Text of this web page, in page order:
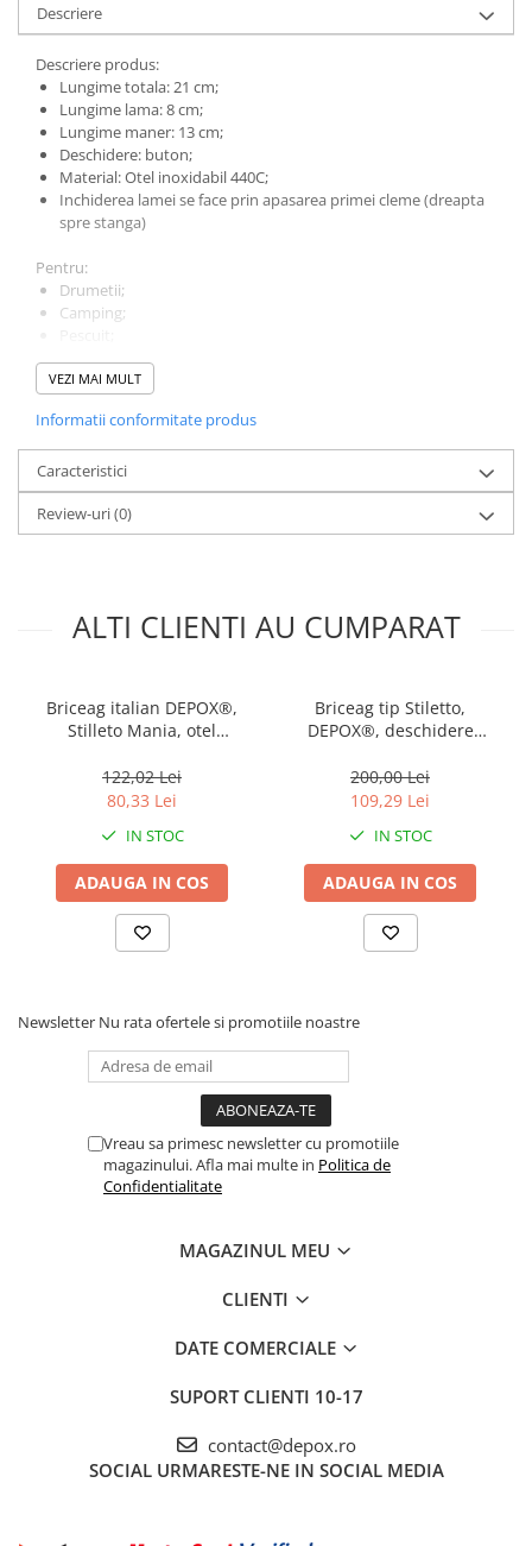
Descriere
Descriere produs:
Lungime totala: 21 cm;
Lungime lama: 8 cm;
Lungime maner: 13 cm;
Deschidere: buton;
Material: Otel inoxidabil 440C;
Inchiderea lamei se face prin apasarea primei cleme (dreapta
spre stanga)
Pentru:
Drumetii;
Camping;
VEZI MAI MULT
Informatii conformitate produs
Caracteristici
Review-uri(0)
ALTI CLIENTI AU CUMPARAT
Briceag italian DEPOX®,
Stilleto Mania, otel
122,02 Lei
80,33 Lei
IN STOC
ADAUGA IN COS
Briceag tip Stiletto,
DEPOX®, deschidere
lama metalica, maro, lemn
200,00 Lei
109,29 Lei
IN STOC
ADAUGA IN COS
Newsletter Nu rata ofertele si promotiile noastre
Vreau sa primesc newsletter cu promotiile
magazinului. Afla mai multe in Politica de
Confidentialitate
MAGAZINUL MEU
CLIENTI
DATE COMERCIALE
SUPORT CLIENTI 10-17
contact@depox.ro
SOCIAL URMARESTE-NE IN SOCIAL MEDIA